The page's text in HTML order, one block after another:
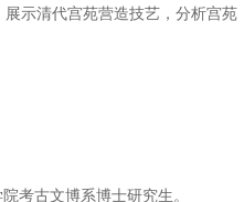
示清代宫苑营造技艺，分析宫苑
考古文博系博士研究生。